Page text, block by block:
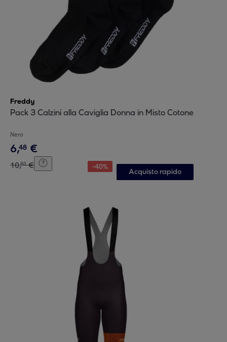
Freddy
Pack 3 Calzini alla Caviglia Donna in Misto Cotone
Nero
6,48 €
10,80 € -40%
Acquisto rapido